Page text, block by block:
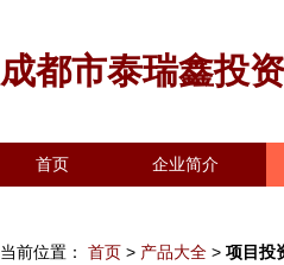
成都市泰瑞鑫投
首页 企业简介
当前位置： 首页 > 产品大全 > 项目投